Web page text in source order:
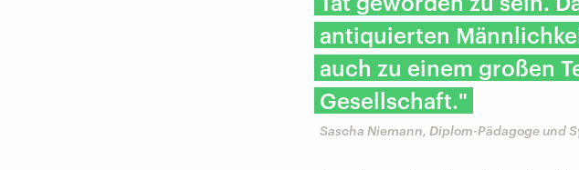
antiquierten
auch zu einem großen
Gesellschaft."
Sascha Niemann, Diplom-Pädagoge und